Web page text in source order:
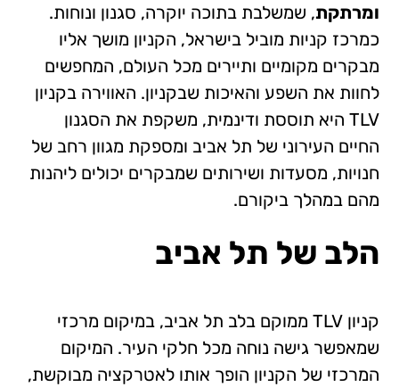
ומרתקת, שמשלבת בתוכה יוקרה, סגנון ונוחות.
כמרכז קניות מוביל בישראל, הקניון מושך אליו
מבקרים מקומיים ותיירים מכל העולם, המחפשים
לחוות את השפע והאיכות שבקניון. האווירה בקניון
TLV היא תוססת ודינמית, משקפת את הסגנון
החיים העירוני של תל אביב ומספקת מגוון רחב של
חנויות, מסעדות ושירותים שמבקרים יכולים ליהנות
מהם במהלך ביקורם.
הלב של תל אביב
קניון TLV ממוקם בלב תל אביב, במיקום מרכזי
שמאפשר גישה נוחה מכל חלקי העיר. המיקום
המרכזי של הקניון הופך אותו לאטרקציה מבוקשת,